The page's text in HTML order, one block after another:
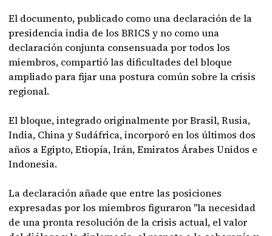
El documento, publicado como una declaración de la
presidencia india de los BRICS y no como una
declaración conjunta consensuada por todos los
miembros, compartió las dificultades del bloque
ampliado para fijar una postura común sobre la crisis
regional.
El bloque, integrado originalmente por Brasil, Rusia,
India, China y Sudáfrica, incorporó en los últimos dos
años a Egipto, Etiopía, Irán, Emiratos Árabes Unidos e
Indonesia.
La declaración añade que entre las posiciones
expresadas por los miembros figuraron "la necesidad
de una pronta resolución de la crisis actual, el valor